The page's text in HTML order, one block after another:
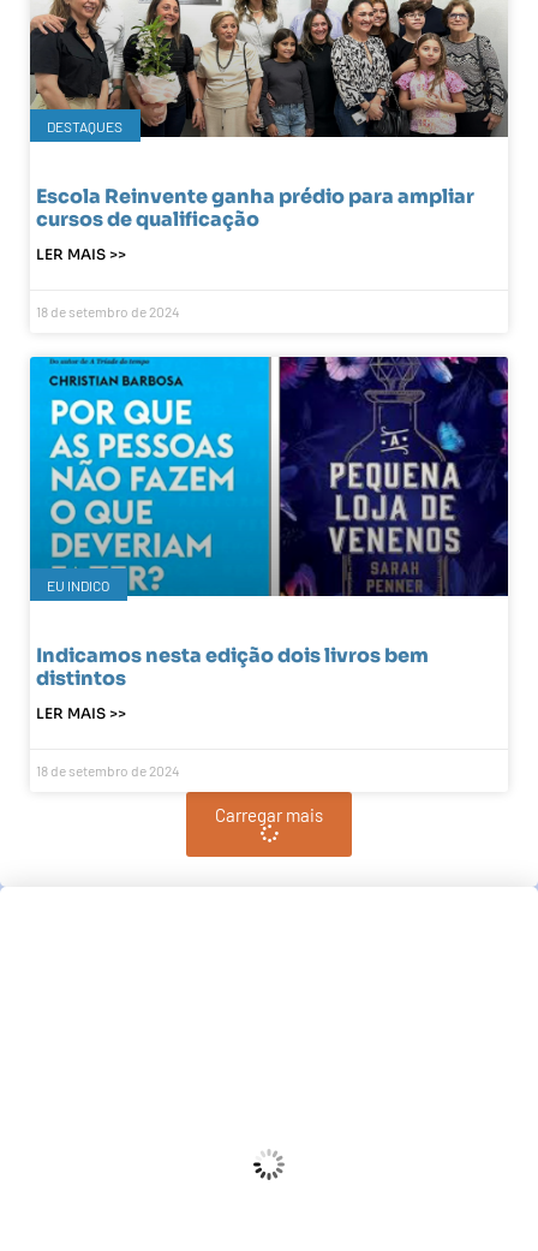
DESTAQUES
Escola Reinvente ganha prédio para ampliar
cursos de qualificação
LER MAIS >>
18 de setembro de 2024
EU INDICO
Indicamos nesta edição dois livros bem
distintos
LER MAIS >>
18 de setembro de 2024
Carregar mais
Wind Gust:10 Km/h